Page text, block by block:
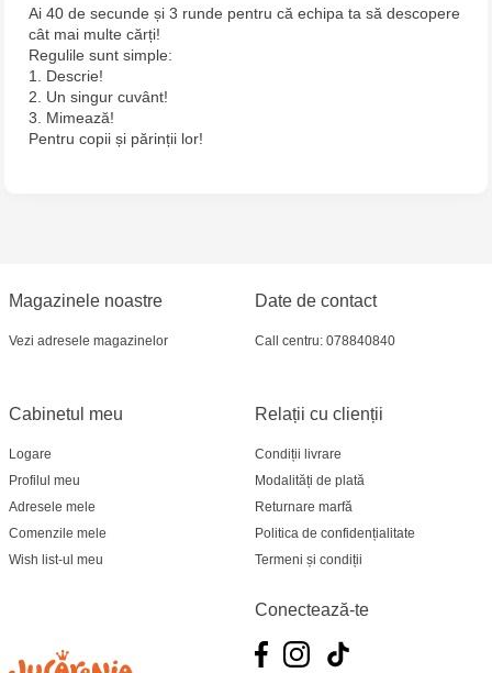
Ai 40 de secunde și 3 runde pentru că echipa ta să descopere
cât mai multe cărți!
Regulile sunt simple:
1. Descrie!
2. Un singur cuvânt!
3. Mimează!
Pentru copii și părinții lor!
Magazinele noastre
Vezi adresele magazinelor
Relații cu clienții
Condiții livrare
Modalități de plată
Returnare marfă
Politica de confidențialitate
Termeni și condiții
Cabinetul meu
Logare
Profilul meu
Adresele mele
Comenzile mele
Wish list-ul meu
Date de contact
Call centru: 078840840
Conectează-te